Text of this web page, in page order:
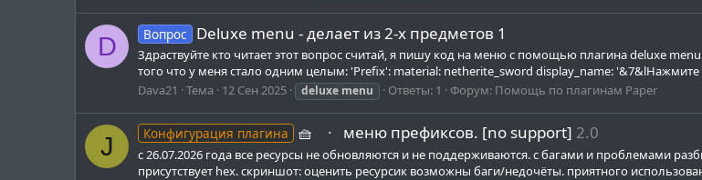
D Вопрос Deluxe menu - делает из 2-х предметов 1
Здраствуйте кто читает этот вопрос считай, я пишу код на меню с помощью плагина deluxe
того что у меня стало одним целым: 'Prefix': material: netherite_sword display_name: '&7&lНажмите
Dava21
Тема 12 Сен 2025 deluxe menu Ответы: 1 Форум: Помощь по плагинам Paper
J Конфигурация плагина 🧺⠀ ∙⠀меню префиксов. [no support] 2.0
с 26.07.2026 года все ресурсы не обновляются и не поддерживаются. с багами и проблемами
присутствует hex. скриншот: оценить ресурсик возможны баги/недочёты. приятного